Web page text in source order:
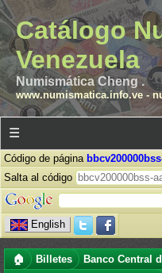
Catálogo
Venezuela
Numismática Cheng .
www.numismatica.info.ve-
☰
Código de página
Salta al código
English
🏠 Billetes Banco Central